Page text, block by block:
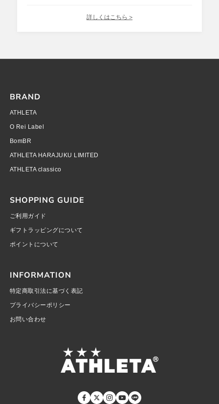
詳しくはこちら >
BRAND
ATHLETA
O Rei Label
BomBR
ATHLETA HARAJUKU LIMITED
ATHLETA classico
SHOPPING GUIDE
ご利用ガイド
ギフトラッピングについて
ポイントについて
INFORMATION
特定商取引法に基づく表記
プライバシーポリシー
お問い合わせ